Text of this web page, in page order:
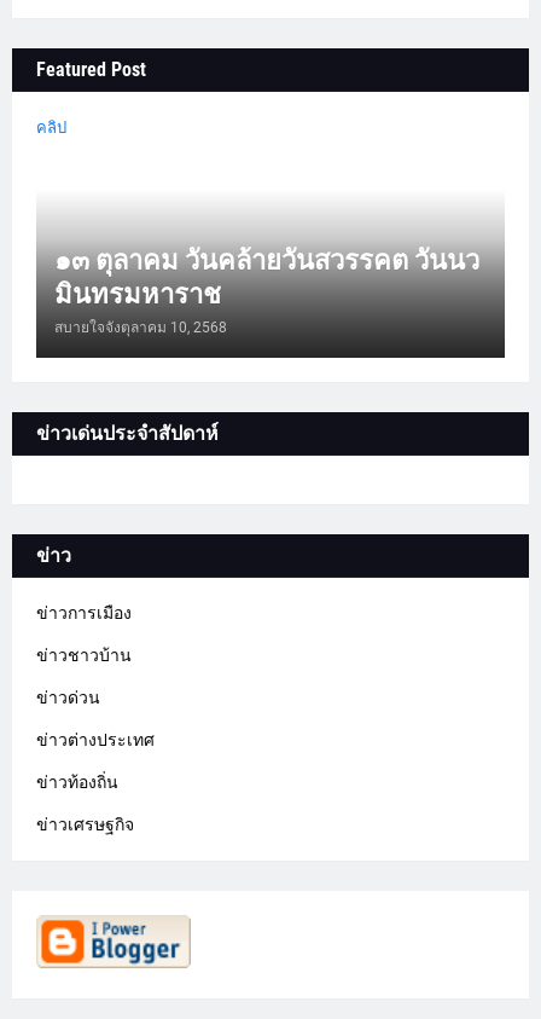
Featured Post
คลิป
๑๓ ตุลาคม วันคล้ายวันสวรรคต วันนว
มินทรมหาราช
สบายใจจังตุลาคม 10, 2568
ข่าวเด่นประจำสัปดาห์
ข่าว
ข่าวการเมือง
ข่าวชาวบ้าน
ข่าวด่วน
ข่าวต่างประเทศ
ข่าวท้องถิ่น
ข่าวเศรษฐกิจ